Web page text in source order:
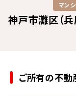
マン
神戸市灘区（
ご所有の不動